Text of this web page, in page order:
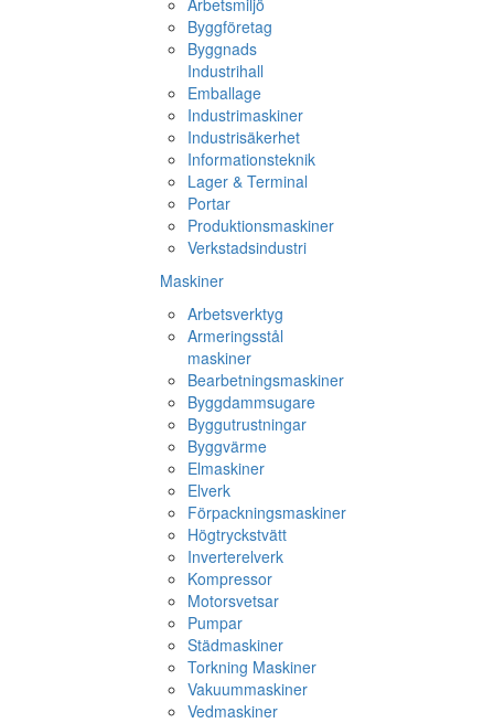
Arbetsmiljö
Byggföretag
Byggnads
Industrihall
Emballage
Industrimaskiner
Industrisäkerhet
Informationsteknik
Lager & Terminal
Portar
Produktionsmaskiner
Verkstadsindustri
Maskiner
Arbetsverktyg
Armeringsstål
maskiner
Bearbetningsmaskiner
Byggdammsugare
Byggutrustningar
Byggvärme
Elmaskiner
Elverk
Förpackningsmaskiner
Högtryckstvätt
Inverterelverk
Kompressor
Motorsvetsar
Pumpar
Städmaskiner
Torkning Maskiner
Vakuummaskiner
Vedmaskiner